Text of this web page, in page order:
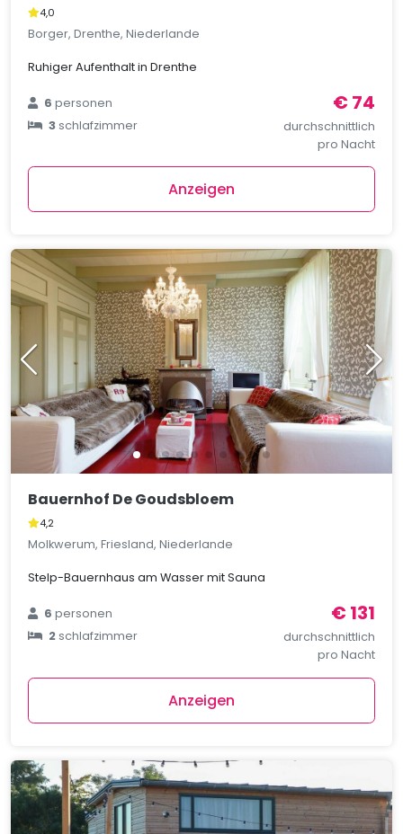
4,0
Borger, Drenthe, Niederlande
Ruhiger Aufenthalt in Drenthe
6personen
3schlafzimmer
€ 74
durchschnittlich
pro Nacht
Anzeigen
Bauernhof De Goudsbloem
4,2
Molkwerum, Friesland, Niederlande
Stelp-Bauernhaus am Wasser mit Sauna
6personen
2schlafzimmer
€ 131
durchschnittlich
pro Nacht
Anzeigen